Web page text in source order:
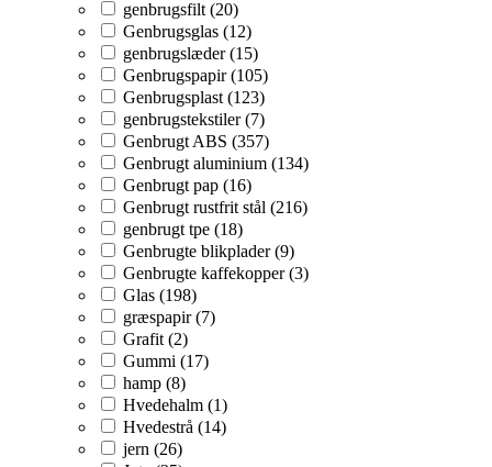
genbrugsfilt (20)
Genbrugsglas (12)
genbrugslæder (15)
Genbrugspapir (105)
Genbrugsplast (123)
genbrugstekstiler (7)
Genbrugt ABS (357)
Genbrugt aluminium (134)
Genbrugt pap (16)
Genbrugt rustfrit stål (216)
genbrugt tpe (18)
Genbrugte blikplader (9)
Genbrugte kaffekopper (3)
Glas (198)
græspapir (7)
Grafit (2)
Gummi (17)
hamp (8)
Hvedehalm (1)
Hvedestrå (14)
jern (26)